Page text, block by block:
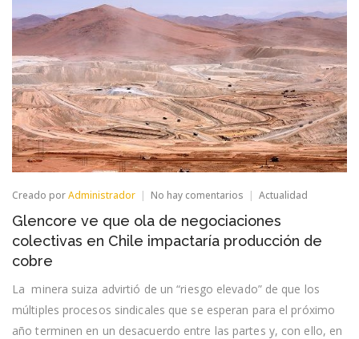
Creado porAdministrador No hay comentarios en
ve
que
ola
colectivas
Chile
impactaría
Actualidad
Glencore ve que ola de negociaciones
colectivas en Chile impactaría producción de
cobre
La minera suiza advirtió de un “riesgo elevado” de que los
múltiples procesos sindicales que se esperan para el próximo
año terminen en un desacuerdo entre las partes y, con ello, en